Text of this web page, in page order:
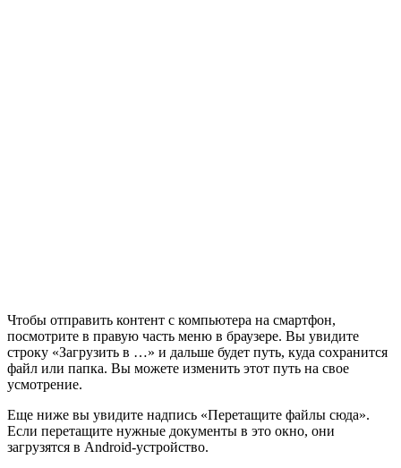
Чтобы отправить контент с компьютера на смартфон,
посмотрите в правую часть меню в браузере. Вы увидите
строку «Загрузить в …» и дальше будет путь, куда сохранится
файл или папка. Вы можете изменить этот путь на свое
усмотрение.
Еще ниже вы увидите надпись «Перетащите файлы сюда».
Если перетащите нужные документы в это окно, они
загрузятся в Android-устройство.